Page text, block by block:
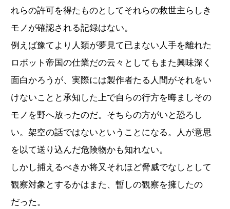
れらの許可を得たものとしてそれらの救世主らしき
モノが確認される記録はない。
例えば豫てより人類が夢見て已まない人手を離れた
ロボット帝国の仕業だの云々としてもまた興味深く
面白かろうが、実際には製作者たる人間がそれをい
けないことと承知した上で自らの行方を晦ましその
モノを野へ放ったのだ。そちらの方がいと恐ろし
い。架空の話ではないということになる。人が意思
を以て送り込んだ危険物かも知れない。
しかし捕えるべきか将又それほど脅威でなしとして
観察対象とするかはまた、暫しの観察を擁したの
だった。